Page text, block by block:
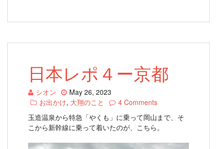
日本レポ４ー京都
シオン
May 26, 2023
お出かけ, 大翔のこと
4 Comments
玉造温泉から特急「やくも」に乗って岡山まで、そ
こから新幹線に乗って着いたのが、こちら。